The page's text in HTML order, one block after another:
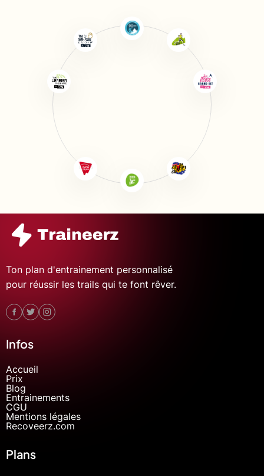
Ton plan d'entrainement personnalisé
pour réussir les trails qui te font rêver.
Infos
Accueil
Prix
Blog
Entrainements
CGU
Mentions légales
Recoveerz.com
Plans